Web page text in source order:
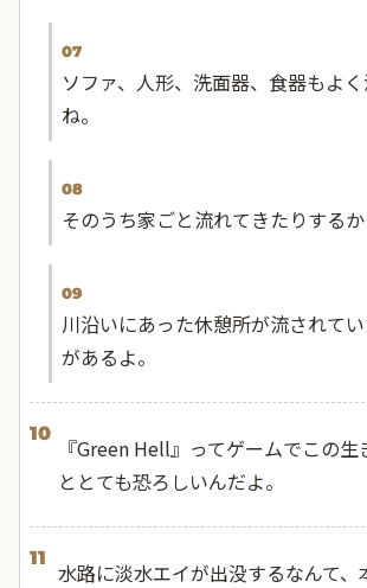
07
ソファ、人形、洗面器、食器もよ
ね。
08
そのうち家ごと流れてきたりする
09
川沿いにあった休憩所が流されて
があるよ。
10
『Green Hell』ってゲームでこの
ととても恐ろしいんだよ。
11
水路に淡水エイが出没するなんて